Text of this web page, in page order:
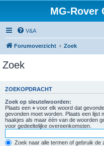
MG-Rover
V&A
Forumoverzicht Zoek
Zoek
ZOEKOPDRACHT
Zoek op sleutelwoorden:
Plaats een + voor elk woord dat
gevonden moet worden. Plaats een lijst
haakjes als maar één van de woorden
voor gedeeltelijke overeenkomsten.
Zoek naar alle termen of gebruik